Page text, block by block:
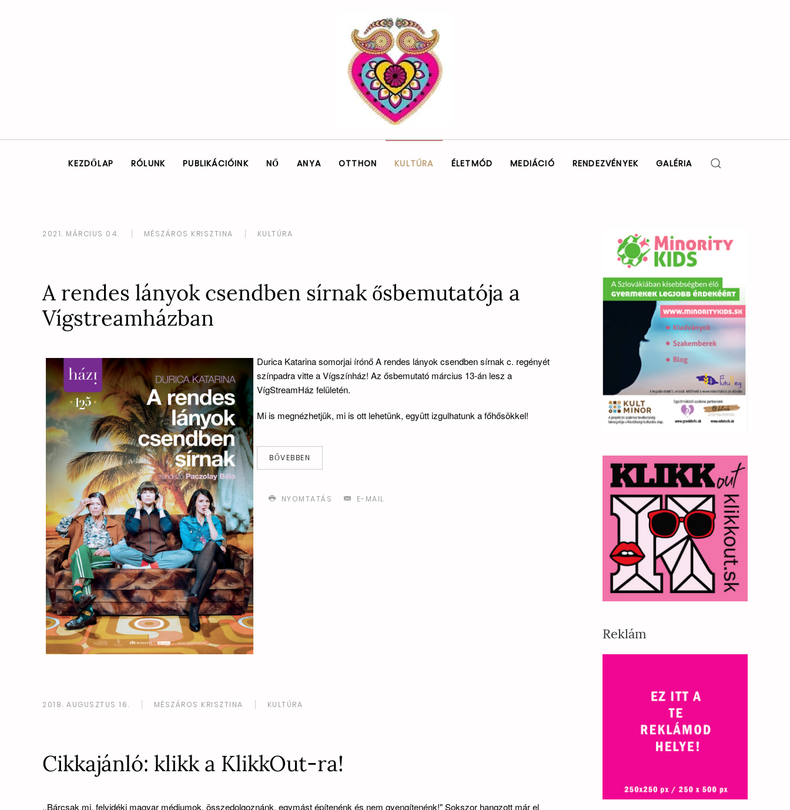
KEZDŐLAP RÓLUNK PUBLIKÁCIÓINK NŐ ANYA OTTHON KULTÚRA ÉLETMÓD MEDIÁCIÓ RENDEZVÉNYEK GALÉRIA
2021. MÁRCIUS 04. MÉSZÁROS KRISZTINA KULTÚRA
A rendes lányok csendben sírnak ősbemutatója a
Vígstreamházban
Durica Katarina somorjai írónő A rendes lányok csendben sírnak c. regényét
színpadra vitte a Vígszínház! Az ősbemutató március 13-án lesz a
VígStreamHáz felületén.
Mi is megnézhetjük, mi is ott lehetünk, együtt izgulhatunk a főhősökkel!
BŐVEBBEN
NYOMTATÁS E-MAIL
2018. AUGUSZTUS 16. MÉSZÁROS KRISZTINA KULTÚRA
Cikkajánló: klikk a KlikkOut-ra!
,,Bárcsak mi, felvidéki magyar médiumok, összedolgoznánk, egymást építenénk és nem gyengítenénk!" Sokszor hangzott már el
Reklám